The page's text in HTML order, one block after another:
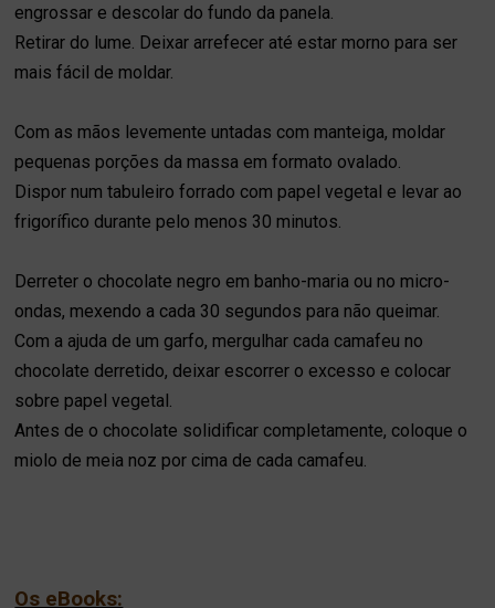
engrossar e descolar do fundo da panela.
Retirar do lume. Deixar arrefecer até estar morno para ser
mais fácil de moldar.
Com as mãos levemente untadas com manteiga, moldar
pequenas porções da massa em formato ovalado.
Dispor num tabuleiro forrado com papel vegetal e levar ao
frigorífico durante pelo menos 30 minutos.
Derreter o chocolate negro em banho-maria ou no micro-
ondas, mexendo a cada 30 segundos para não queimar.
Com a ajuda de um garfo, mergulhar cada camafeu no
chocolate derretido, deixar escorrer o excesso e colocar
sobre papel vegetal.
Antes de o chocolate solidificar completamente, coloque o
miolo de meia noz por cima de cada camafeu.
Os eBooks: